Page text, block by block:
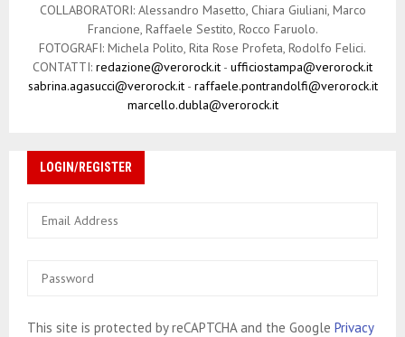
COLLABORATORI: Alessandro Masetto, Chiara Giuliani, Marco
Francione, Raffaele Sestito, Rocco Faruolo.
FOTOGRAFI: Michela Polito, Rita Rose Profeta, Rodolfo Felici.
CONTATTI: redazione@verorock.it - ufficiostampa@verorock.it
sabrina.agasucci@verorock.it- raffaele.pontrandolfi@verorock.it
marcello.dubla@verorock.it
LOGIN/REGISTER
This site is protected by reCAPTCHA and the Google Privacy